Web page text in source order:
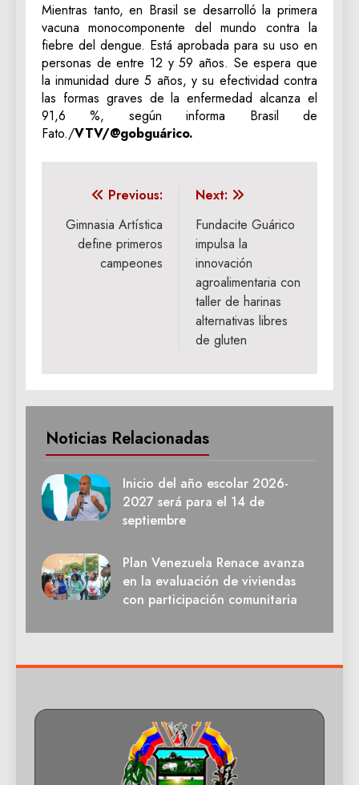
Mientras tanto, en Brasil se desarrolló la primera
vacuna monocomponente del mundo contra la
fiebre del dengue. Está aprobada para su uso en
personas de entre 12 y 59 años. Se espera que
la inmunidad dure 5 años, y su efectividad contra
las formas graves de la enfermedad alcanza el
91,6 %, según informa Brasil de
Fato./VTV/@gobguárico.
Navegación
de
entradas
Previous:
Gimnasia Artística
define primeros
campeones
Next:
Fundacite Guárico
impulsa la
innovación
agroalimentaria con
taller de harinas
alternativas libres
de gluten
Noticias Relacionadas
Inicio del año escolar 2026-
2027 será para el 14 de
septiembre
Plan Venezuela Renace avanza
en la evaluación de viviendas
con participación comunitaria